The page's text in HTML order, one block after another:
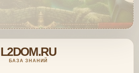
L2DOM.RU
БАЗА ЗНАНИЙ